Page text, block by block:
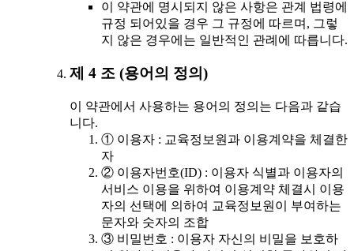
이 약관에 명시되지 않은 사항은 관계 법령에
규정 되어있을 경우 그 규정에 따르며, 그렇
지 않은 경우에는 일반적인 관례에 따릅니다.
제 4 조 (용어의 정의)
이 약관에서 사용하는 용어의 정의는 다음과 같습
니다.
① 이용자 : 교육정보원과 이용계약을 체결한
자
② 이용자번호(ID) : 이용자 식별과 이용자의
서비스 이용을 위하여 이용계약 체결시 이용
자의 선택에 의하여 교육정보원이 부여하는
문자와 숫자의 조합
③ 비밀번호 : 이용자 자신의 비밀을 보호하